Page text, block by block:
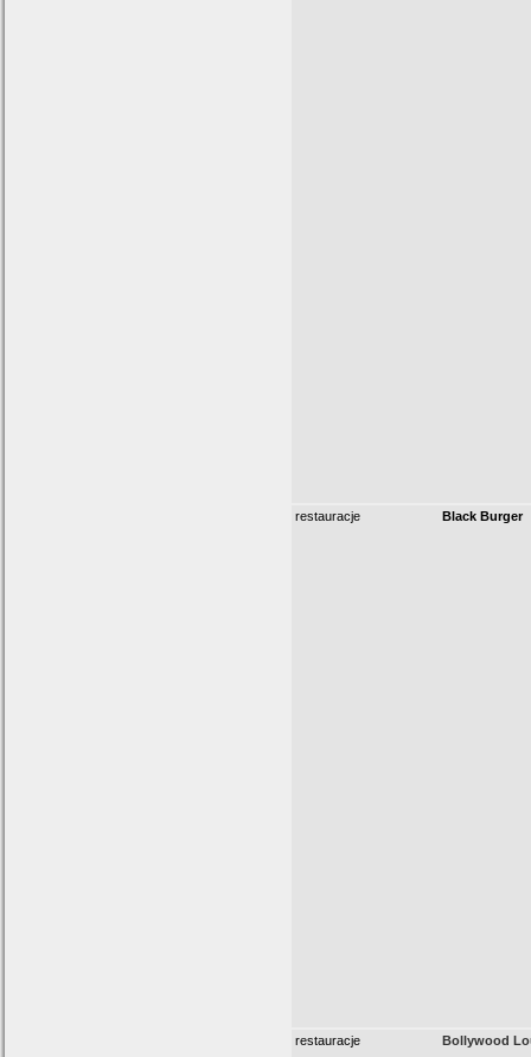
restauracje Black Burger
restauracje Bollywood